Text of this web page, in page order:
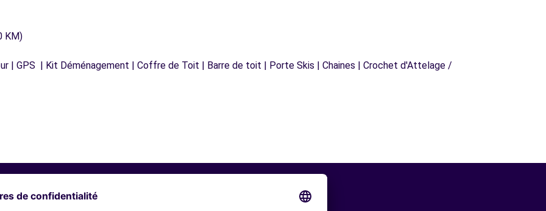
KM)
| GPS | Kit Déménagement | Coffre de Toit | Barre de toit | Porte Skis | Chaines | Crochet d'Attelage /